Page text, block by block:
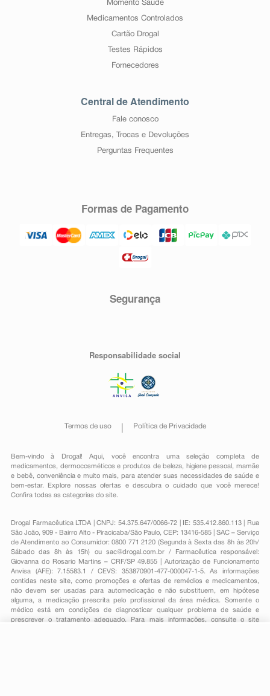
Momento Saúde
Medicamentos Controlados
Cartão Drogal
Testes Rápidos
Fornecedores
Central de Atendimento
Fale conosco
Entregas, Trocas e Devoluções
Perguntas Frequentes
Formas de Pagamento
Segurança
Responsabilidade social
Termos de uso Política de Privacidade
Bem-vindo à Drogal! Aqui, você encontra uma seleção completa de
medicamentos , dermocosméticos e produtos de beleza, higiene pessoal ,mamãe
e bebê, conveniênciae muito mais, para atender suas necessidades de saúde e
bem-estar. Explore nossas ofertas e descubra o cuidado que você merece!
Confira todas as categorias do site.
Drogal Farmacêutica LTDA | CNPJ: 54.375.647/0066-72 | IE: 535.412.860.113 | Rua
São João, 909 - Bairro Alto - Piracicaba/São Paulo, CEP: 13416-585 | SAC – Serviço
de Atendimento ao Consumidor: 0800 771 2120 (Segunda à Sexta das 8h às 20h/
Sábado das 8h às 15h) ou sac@drogal.com.br/ Farmacêutica responsável:
Giovanna do Rosario Martins – CRF/SP 49.855 | Autorização de Funcionamento
Anvisa (AFE): 7.15583.1 / CEVS: 353870901-477-000047-1-5. As informações
contidas neste site, como promoções e ofertas de remédios e medicamentos,
não devem ser usadas para automedicação e não substituem, em hipótese
alguma, a medicação prescrita pelo profissional da área médica. Somente o
médico está em condições de diagnosticar qualquer problema de saúde e
prescrever o tratamento adequado. Para mais informações, consulte o site